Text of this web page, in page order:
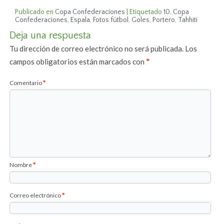
Publicado en Copa Confederaciones Etiquetado 10, Copa
Confederaciones, Espala, Fotos fútbol , Goles, Portero, Tahhiti
Deja una respuesta
Tu dirección de correo electrónico no será publicada. Los
campos obligatorios están marcados con*
Comentario*
Nombre*
Correo electrónico*